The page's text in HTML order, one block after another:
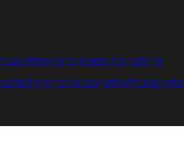
איך להכין בית ומשפחה בריאות מחלות
טעים ללא גלוטן טבעונות לבריאות לבשל